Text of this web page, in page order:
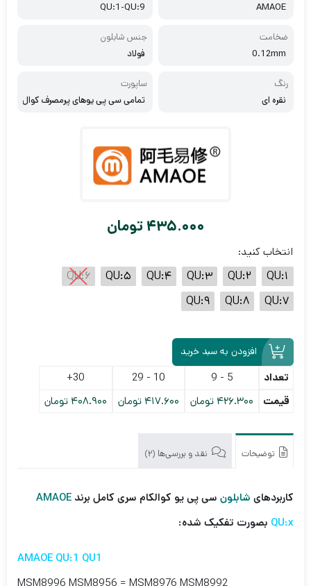
AMAOE
QU:1-QU:9
ضخامت
0.12mm
جنس شابلون
فولاد
رنگ
نقره ای
ساپورت
تمامی سی پی یوهای پرمصرف کوال
435.000 تومان
انتخاب کنید:
QU:1
QU:2
QU:3
QU:4
QU:5
QU:6
QU:7
QU:8
QU:9
افزودن به سبد خرید
تعداد 5 - 9
10 - 29
30+
قیمت
426.300 تومان 417.600 تومان 408.900 تومان
توضیحات نقد و بررسی‌ها (2)
کاربردهای شابلون سی پی یو کوالکام سری کامل برند AMAOE
QU:x بصورت تفکیک شده:
AMAOE QU:1 QU1
MSM8996 MSM8956 = MSM8976 MSM8992